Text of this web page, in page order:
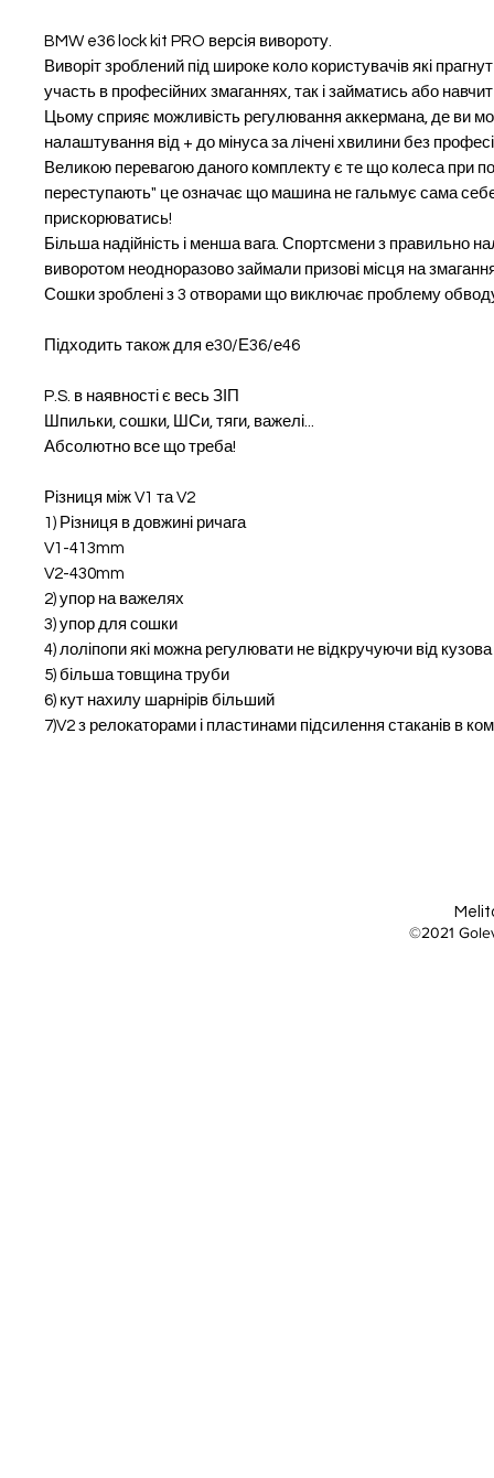
BMW e36 lock kit PRO версія вивороту.
Виворіт зроблений під широке коло користувачів які
участь в професійних змаганнях, так і займатись або
Цьому сприяє можливість регулювання аккермана, де ви
налаштування від + до мінуса за лічені хвилини без
Великою перевагою даного комплекту є те що колеса при
переступають" це означає що машина не гальмує сама
прискорюватись!
Більша надійність і менша вага. Спортсмени з правильно
виворотом неодноразово займали призові місця на
Сошки зроблені з 3 отворами що виключає проблему
Підходить також для е30/Е36/е46
P.S. в наявності є весь ЗІП
Шпильки, сошки, ШСи, тяги, важелі...
Абсолютно все що треба!
Різниця між V1 та V2
1) Різниця в довжині ричага
V1-413mm
V2-430mm
2) упор на важелях
3) упор для сошки
4) лоліпопи які можна регулювати не відкручуючи від кузова
5) більша товщина труби
6) кут нахилу шарнірів більший
7)V2 з релокаторами і пластинами підсилення стаканів в
©2021